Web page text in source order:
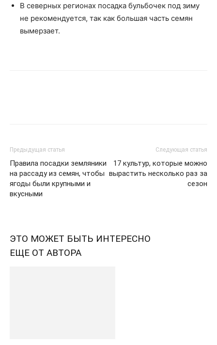
В северных регионах посадка бульбочек под зиму
не рекомендуется, так как большая часть семян
вымерзает.
Предыдущая статья
Правила посадки земляники
на рассаду из семян, чтобы
ягоды были крупными и
вкусными
Следующая статья
17 культур, которые можно
вырастить несколько раз за
сезон
ЭТО МОЖЕТ БЫТЬ ИНТЕРЕСНО
ЕЩЕ ОТ АВТОРА